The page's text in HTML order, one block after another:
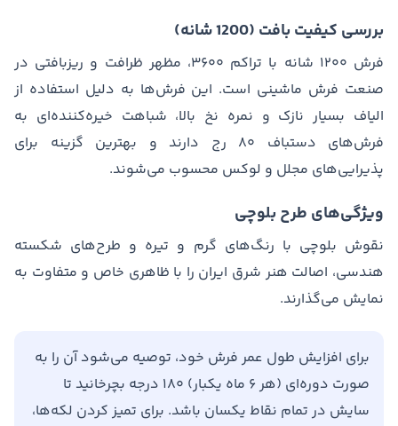
بررسی کیفیت بافت (1200 شانه)
فرش ۱۲۰۰ شانه با تراکم ۳۶۰۰، مظهر ظرافت و ریزبافتی در
صنعت فرش ماشینی است. این فرش‌ها به دلیل استفاده از
الیاف بسیار نازک و نمره نخ بالا، شباهت خیره‌کننده‌ای به
فرش‌های دستباف ۸۰ رج دارند و بهترین گزینه برای
پذیرایی‌های مجلل و لوکس محسوب می‌شوند.
ویژگی‌های طرح بلوچی
نقوش بلوچی با رنگ‌های گرم و تیره و طرح‌های شکسته
هندسی، اصالت هنر شرق ایران را با ظاهری خاص و متفاوت به
نمایش می‌گذارند.
برای افزایش طول عمر فرش خود، توصیه می‌شود آن را به
صورت دوره‌ای (هر ۶ ماه یکبار) ۱۸۰ درجه بچرخانید تا
سایش در تمام نقاط یکسان باشد. برای تمیز کردن لکه‌ها،